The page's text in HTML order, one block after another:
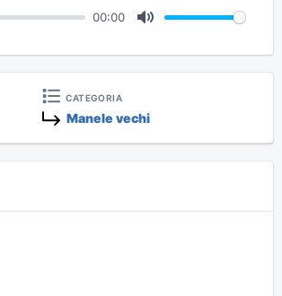
00:00
u
t
CATEGORIA
Manele vechi